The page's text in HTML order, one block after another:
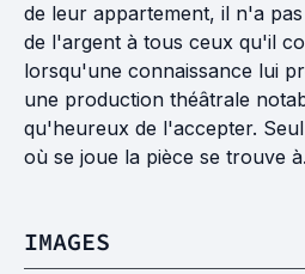
de leur appartement, il n'a
de l'argent à tous ceux qu'il
lorsqu'une connaissance lui
une production théâtrale
qu'heureux de l'accepter.
où se joue la pièce se trouve
IMAGES